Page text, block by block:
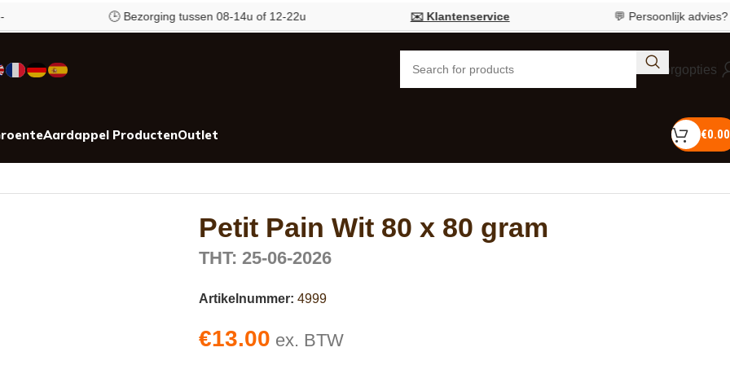
🕒 Bezorging tussen 08-14u of 12-22u ✉️ Klantenservice 💬 Persoonlijk advies?Bel
Bezorgopties
Aardappel ProductenOutlet €0.00
Petit Pain Wit 80 x 80 gram
THT: 25-06-2026
Artikelnummer: 4999
€13.00 ex. BTW